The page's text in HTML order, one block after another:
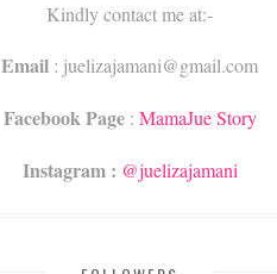
Kindly contact me at:-
Email : juelizajamani@gmail.com
Facebook Page: MamaJue Story
Instagram : @juelizajamani